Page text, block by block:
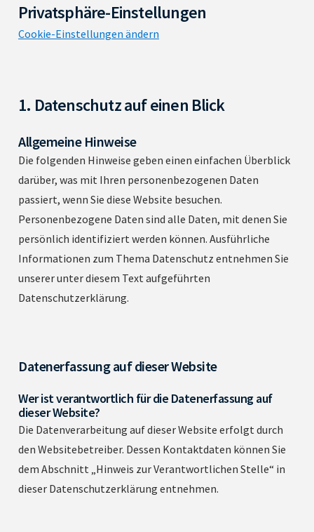
Privatsphäre-Einstellungen
Cookie-Einstellungen ändern
1. Datenschutz auf einen Blick
Allgemeine Hinweise
Die folgenden Hinweise geben einen einfachen Überblick
darüber, was mit Ihren personenbezogenen Daten
passiert, wenn Sie diese Website besuchen.
Personenbezogene Daten sind alle Daten, mit denen Sie
persönlich identifiziert werden können. Ausführliche
Informationen zum Thema Datenschutz entnehmen Sie
unserer unter diesem Text aufgeführten
Datenschutzerklärung.
Datenerfassung auf dieser Website
Wer ist verantwortlich für die Datenerfassung auf
dieser Website?
Die Datenverarbeitung auf dieser Website erfolgt durch
den Websitebetreiber. Dessen Kontaktdaten können Sie
dem Abschnitt „Hinweis zur Verantwortlichen Stelle“ in
dieser Datenschutzerklärung entnehmen.